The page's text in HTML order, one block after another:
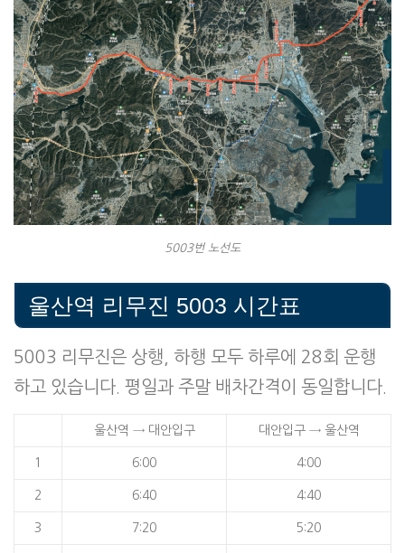
5003번 노선도
울산역 리무진 5003 시간표
5003 리무진은 상행, 하행 모두 하루에 28회 운행
하고 있습니다. 평일과 주말 배차간격이 동일합니다.
울산역 → 대안입구 대안입구 → 울산역
1 6:00 4:00
2 6:40 4:40
3 7:20 5:20